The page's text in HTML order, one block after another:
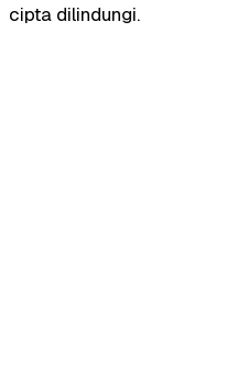
cipta dilindungi.